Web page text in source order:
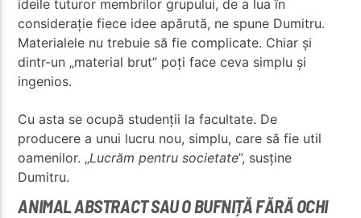
ideile tuturor membrilor grupului, de a lua în
considerație fiece idee apărută, ne spune Dumitru.
Materialele nu trebuie să fie complicate. Chiar și
dintr-un „material brut” poți face ceva simplu și
ingenios.
Cu asta se ocupă studenții la facultate. De
producere a unui lucru nou, simplu, care să fie util
oamenilor. „Lucrăm pentru societate”, susține
Dumitru.
ANIMAL ABSTRACT SAU O BUFNIȚĂ FĂRĂ OCHI